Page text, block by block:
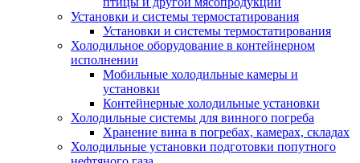
Установки и системы термостатирования
Установки и системы термостатирования
Холодильное оборудование в контейнерном
исполнении
Мобильные холодильные камеры и
установки
Контейнерные холодильные установки
Холодильные системы для винного погреба
Хранение вина в погребах, камерах, складах
Холодильные установки подготовки попутного